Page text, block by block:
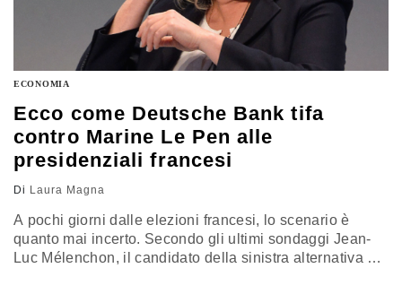
ECONOMIA
Ecco come Deutsche Bank tifa
contro Marine Le Pen alle
presidenziali francesi
Di Laura Magna
A pochi giorni dalle elezioni francesi, lo scenario è
quanto mai incerto. Secondo gli ultimi sondaggi Jean-
Luc Mélenchon, il candidato della sinistra alternativa ha